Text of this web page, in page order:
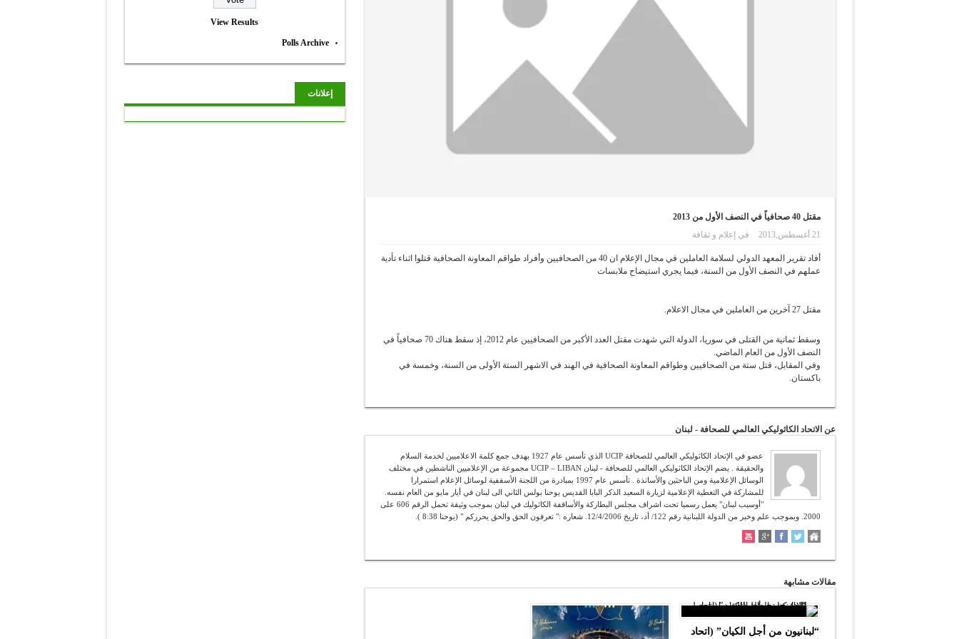
مقتل 40 صحافياً في النصف الأول من 2013
21 أغسطس,2013
في إعلام و ثقافة
أفاد تقرير المعهد الدولي لسلامة العاملين في مجال الإعلام ان 40 من الصحافيين وأفراد طواقم المعاونة الصحافية قتلوا اثناء تأدية
عملهم في النصف الأول من السنة، فيما يجري استيضاح ملابسات
مقتل 27 آخرين من العاملين في مجال الاعلام.
وسقط ثمانية من القتلى في سوريا، الدولة التي شهدت مقتل العدد الأكبر من الصحافيين عام 2012، إذ سقط هناك 70 صحافياً في
النصف الأول من العام الماضي.
وفي المقابل، قتل ستة من الصحافيين وطواقم المعاونة الصحافية في الهند في الاشهر الستة الأولى من السنة، وخمسة في
باكستان.
عن الاتحاد الكاثوليكي العالمي للصحافة - لبنان
عضو في الإتحاد الكاثوليكي العالمي للصحافة UCIP الذي تأسس عام 1927 بهدف جمع كلمة الاعلاميين لخدمة السلام
والحقيقة . يضم الإتحاد الكاثوليكي العالمي للصحافة - لبنان UCIP – LIBAN مجموعة من الإعلاميين الناشطين في مختلف
الوسائل الإعلامية ومن الباحثين والأساتذة . تأسس عام 1997 بمبادرة من اللجنة الأسقفية لوسائل الإعلام استمرارا
للمشاركة في التغطية الإعلامية لزيارة السعيد الذكر البابا القديس يوحنا بولس الثاني الى لبنان في أيار مايو من العام نفسه.
"أوسيب لبنان" يعمل رسميا تحت اشراف مجلس البطاركة والأساقفة الكاثوليك في لبنان بموجب وثيقة تحمل الرقم 606 على
2000. وبموجب علم وخبر من الدولة اللبنانية رقم 122/ أد، تاريخ 12/4/2006. شعاره :" تعرفون الحق والحق يحرركم " (يوحنا 8:38 ).
مقالات مشابهة
“لبنانيون من أجل الكيان” (اتحاد
View Results
Polls Archive
إعلانات